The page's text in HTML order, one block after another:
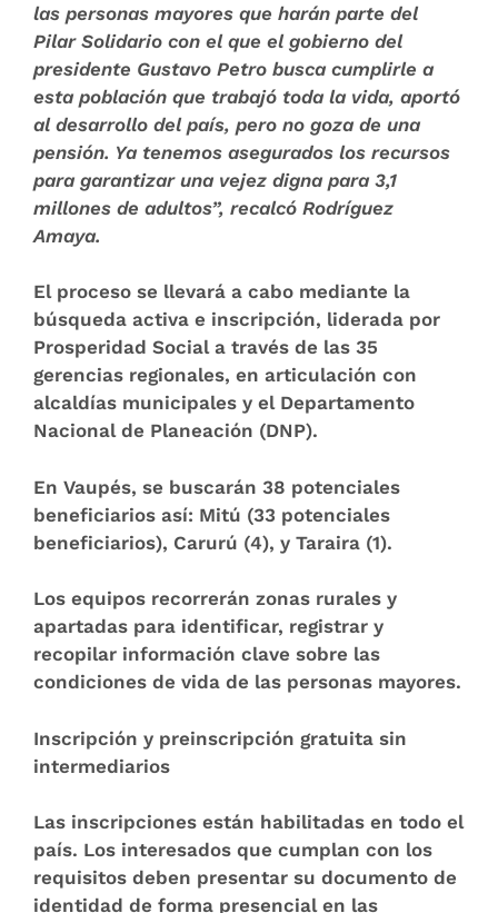
las personas mayores que harán parte del
Pilar Solidario con el que el gobierno del
presidente Gustavo Petro busca cumplirle a
esta población que trabajó toda la vida, aportó
al desarrollo del país, pero no goza de una
pensión. Ya tenemos asegurados los recursos
para garantizar una vejez digna para 3,1
millones de adultos”, recalcó Rodríguez
Amaya.
El proceso se llevará a cabo mediante la
búsqueda activa e inscripción, liderada por
Prosperidad Social a través de las 35
gerencias regionales, en articulación con
alcaldías municipales y el Departamento
Nacional de Planeación (DNP).
En Vaupés, se buscarán 38 potenciales
beneficiarios así: Mitú (33 potenciales
beneficiarios), Carurú (4), y Taraira (1).
Los equipos recorrerán zonas rurales y
apartadas para identificar, registrar y
recopilar información clave sobre las
condiciones de vida de las personas mayores.
Inscripción y preinscripción gratuita sin
intermediarios
Las inscripciones están habilitadas en todo el
país. Los interesados que cumplan con los
requisitos deben presentar su documento de
identidad de forma presencial en las